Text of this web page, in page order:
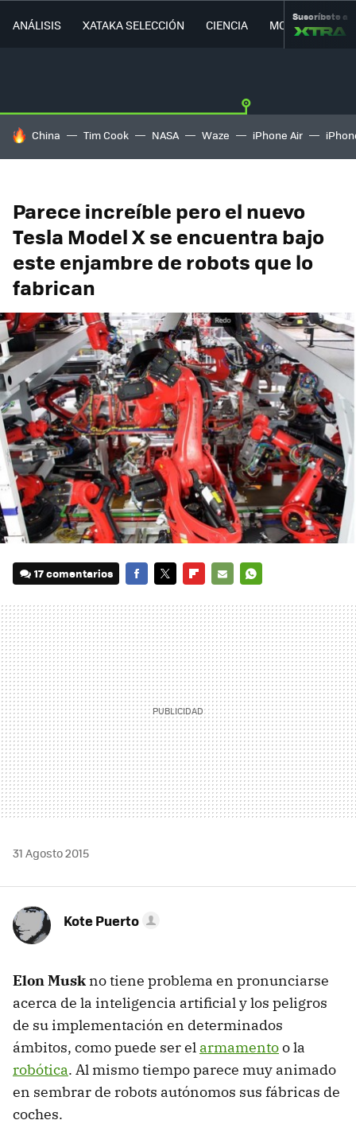
ANÁLISIS XATAKA SELECCIÓN CIENCIA MOVILIDAD
Suscríbete a
HOY SE HABLA DE
China Tim Cook NASA Waze iPhone Air
Parece increíble pero el nuevo
Tesla Model X se encuentra bajo
este enjambre de robots que lo
fabrican
17 comentarios
MAIL
31 Agosto 2015
Kote Puerto
Elon Muskno tiene problema en pronunciarse
acerca de la inteligencia artificial y los peligros
de su implementación en determinados
ámbitos, como puede ser el armamentoo la
robótica. Al mismo tiempo parece muy animado
en sembrar de robots autónomos sus fábricas de
coches.